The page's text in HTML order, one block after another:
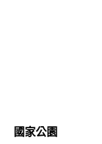
國家公園